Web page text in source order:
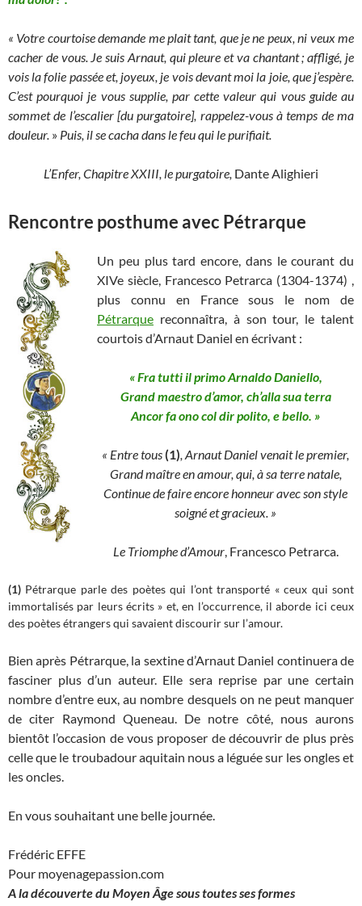
« Votre courtoise demande me plait tant, que je ne peux, ni veux me
cacher de vous. Je suis Arnaut, qui pleure et va chantant ; affligé, je
vois la folie passée et, joyeux, je vois devant moi la joie, que j’espère.
C’est pourquoi je vous supplie, par cette valeur qui vous guide au
sommet de l’escalier [du purgatoire], rappelez-vous à temps de ma
douleur. » Puis, il se cacha dans le feu qui le purifiait.
L’Enfer, Chapitre XXIII, le purgatoire, Dante Alighieri
Rencontre posthume avec Pétrarque
Un peu plus tard encore, dans le courant du
XIVe siècle, Francesco Petrarca (1304-1374) ,
plus connu en France sous le nom de
Pétrarque reconnaîtra, à son tour, le talent
courtois d’Arnaut Daniel en écrivant :
« Fra tutti il primo Arnaldo Daniello,
Grand maestro d’amor, ch’alla sua terra
Ancor fa ono col dir polito, e bello. »
« Entre tous(1), Arnaut Daniel venait le premier,
Grand maître en amour, qui, à sa terre natale,
Continue de faire encore honneuravec son style
soigné et gracieux. »
Le Triomphe d’Amour, Francesco Petrarca.
(1) Pétrarque parle des poètes qui l’ont transporté « ceux qui sont
immortalisés par leurs écrits » et, en l’occurrence, il aborde ici ceux
des poètes étrangers qui savaient discourir sur l’amour.
Bien après Pétrarque, la sextine d’Arnaut Daniel continuera de
fasciner plus d’un auteur. Elle sera reprise par une certain
nombre d’entre eux, au nombre desquels on ne peut manquer
de citer Raymond Queneau. De notre côté, nous aurons
bientôt l’occasion de vous proposer de découvrir de plus près
celle que le troubadour aquitain nous a léguée sur les ongles et
les oncles.
En vous souhaitant une belle journée.
Frédéric EFFE
Pour moyenagepassion.com
A la découverte du Moyen Âge sous toutes ses formes